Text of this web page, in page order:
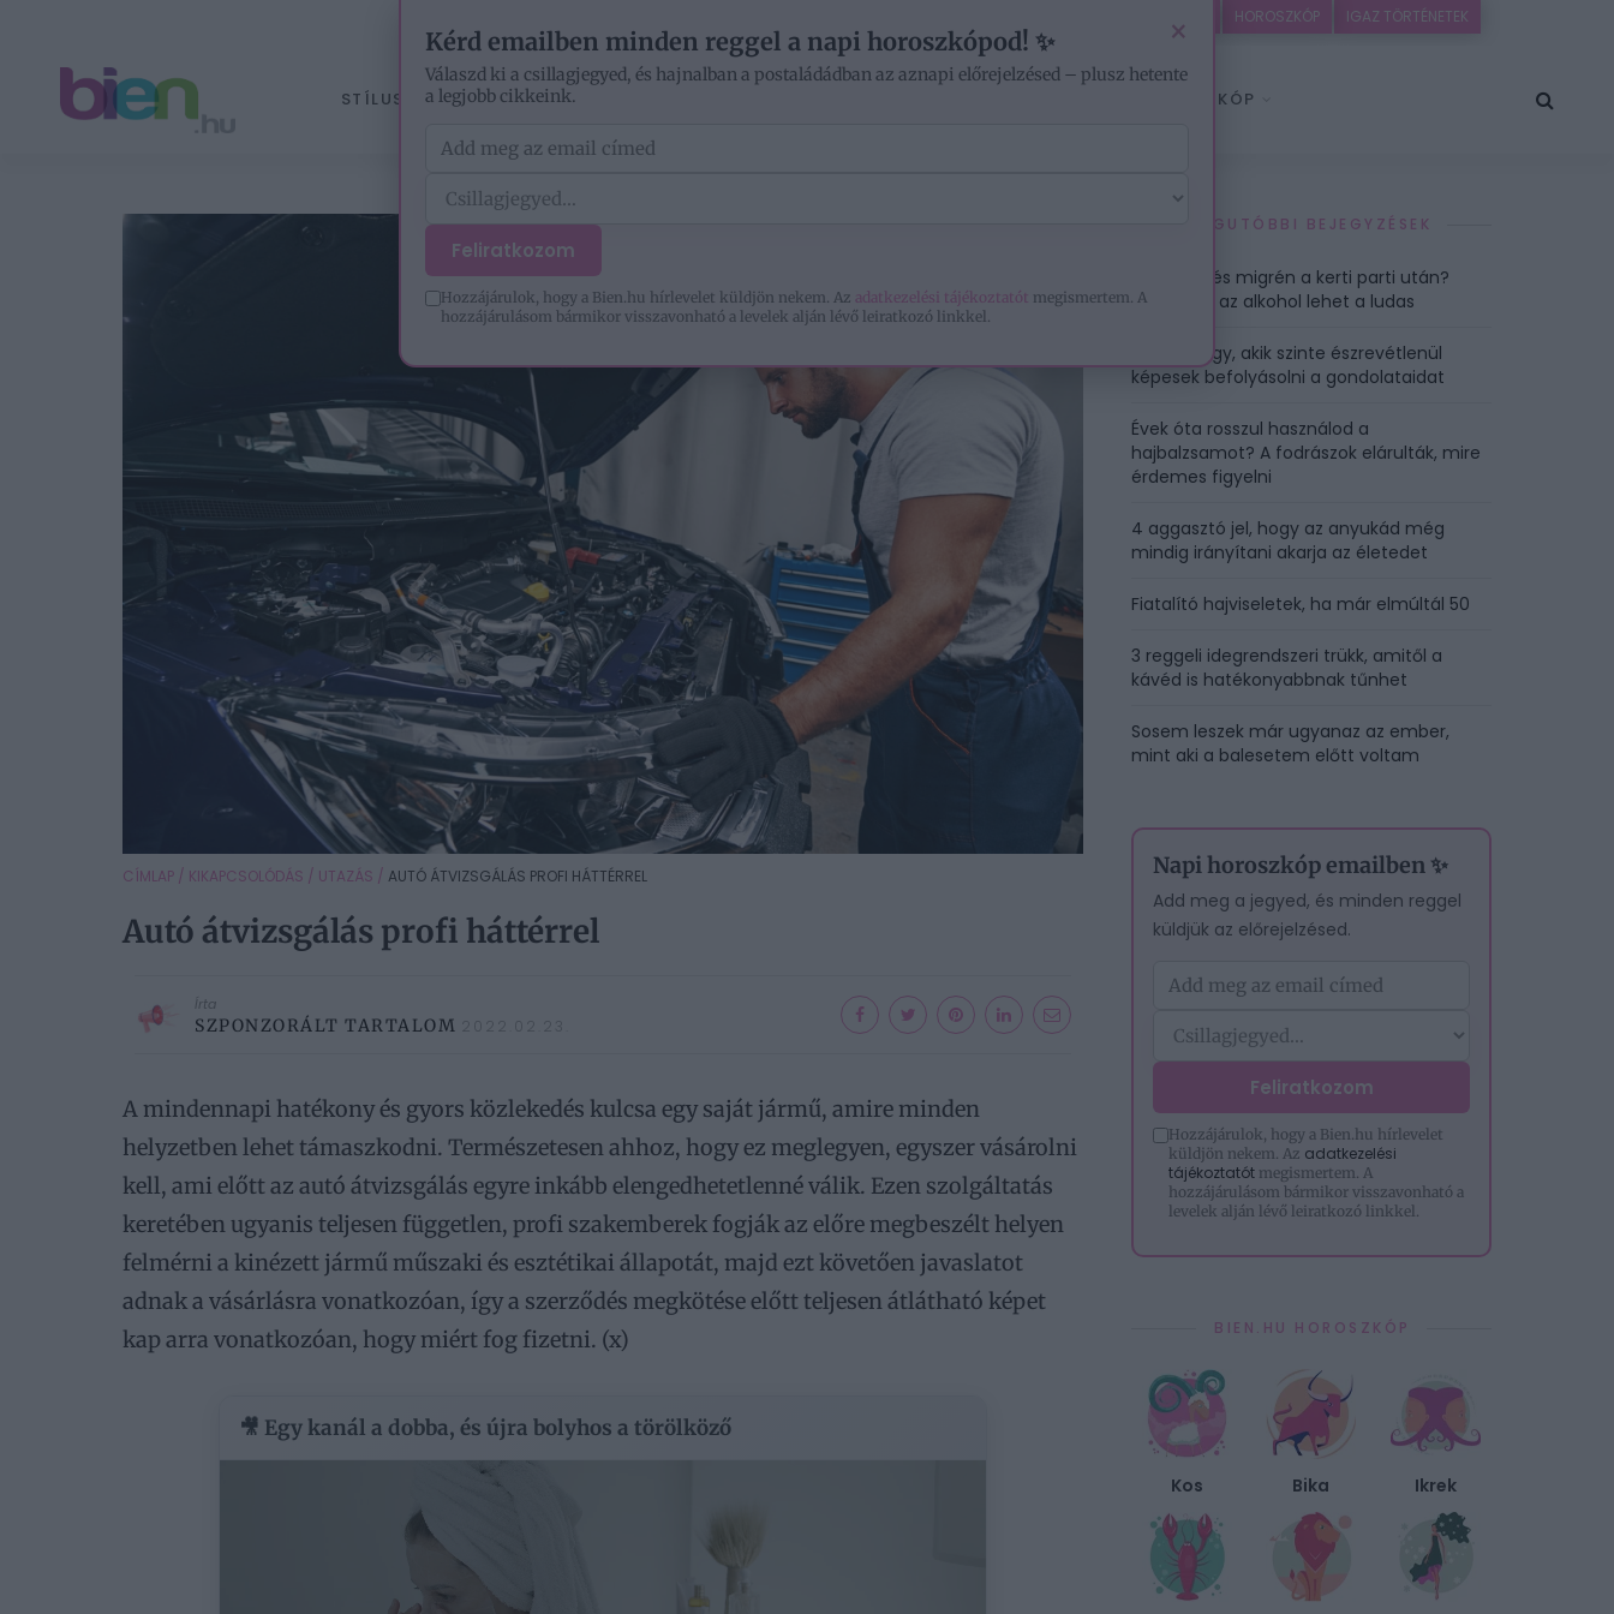
IGAZ TÖRTÉNETEK
HOROSZKÓP
STÍLUS ÉLETMÓD HOROSZKÓP
CÍMLAP / KIKAPCSOLÓDÁS / UTAZÁS / AUTÓ ÁTVIZSGÁLÁS PROFI HÁTTÉRREL
Autó átvizsgálás profi háttérrel
Írta
SZPONZORÁLT TARTALOM 2022.02.23.
A mindennapi hatékony és gyors közlekedés kulcsa egy saját jármű, amire minden
helyzetben lehet támaszkodni. Természetesen ahhoz, hogy ez meglegyen, egyszer vásárolni
kell, ami előtt az autó átvizsgálás egyre inkább elengedhetetlenné válik. Ezen szolgáltatás
keretében ugyanis teljesen független, profi szakemberek fogják az előre megbeszélt helyen
felmérni a kinézett jármű műszaki és esztétikai állapotát, majd ezt követően javaslatot
adnak a vásárlásra vonatkozóan, így a szerződés megkötése előtt teljesen átlátható képet
kap arra vonatkozóan, hogy miért fog fizetni. (x)
🎥 Egy kanál a dobba, és újra bolyhos a törölköző
LEGUTÓBBI BEJEGYZÉSEK
Bőrkiütés és migrén a kerti parti után?
Nem csak az alkohol lehet a ludas
3 csillagjegy, akik szinte észrevétlenül
képesek befolyásolni a gondolataidat
Évek óta rosszul használod a
hajbalzsamot? A fodrászok elárulták, mire
érdemes figyelni
4 aggasztó jel, hogy az anyukád még
mindig irányítani akarja az életedet
Fiatalító hajviseletek, ha már elmúltál 50
3 reggeli idegrendszeri trükk, amitől a
kávéd is hatékonyabbnak tűnhet
Sosem leszek már ugyanaz az ember,
mint aki a balesetem előtt voltam
Napi horoszkóp emailben ✨
Add meg a jegyed, és minden reggel
küldjük az előrejelzésed.
Feliratkozom
Hozzájárulok, hogy a Bien.hu hírlevelet
küldjön nekem. Az adatkezelési
tájékoztatót megismertem. A
hozzájárulásom bármikor visszavonható a
levelek alján lévő leiratkozó linkkel.
BIEN.HU HOROSZKÓP
Kos Bika Ikrek
×
Kérd emailben minden reggel a napi horoszkópod! ✨
Válaszd ki a csillagjegyed, és hajnalban a postaládádban az aznapi előrejelzésed – plusz hetente
a legjobb cikkeink.
Feliratkozom
Hozzájárulok, hogy a Bien.hu hírlevelet küldjön nekem. Az adatkezelési tájékoztatót megismertem. A
hozzájárulásom bármikor visszavonható a levelek alján lévő leiratkozó linkkel.